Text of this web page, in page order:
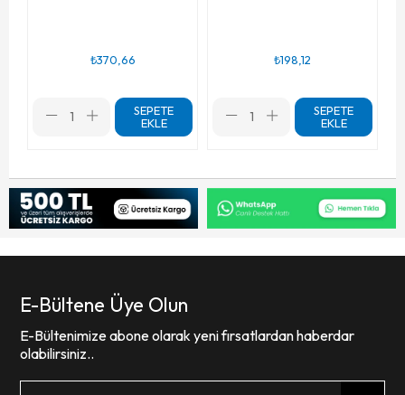
₺370,66
SEPETE
EKLE
₺198,12
SEPETE
EKLE
E-Bültene Üye Olun
E-Bültenimize abone olarak yeni fırsatlardan haberdar
olabilirsiniz..